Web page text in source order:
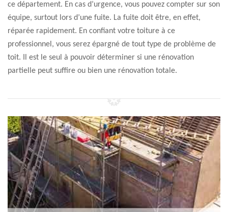
ce département. En cas d’urgence, vous pouvez compter sur son
équipe, surtout lors d’une fuite. La fuite doit être, en effet,
réparée rapidement. En confiant votre toiture à ce
professionnel, vous serez épargné de tout type de problème de
toit. Il est le seul à pouvoir déterminer si une rénovation
partielle peut suffire ou bien une rénovation totale.